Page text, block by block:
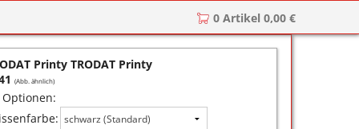
für COLOP Printer
für COLOP Heavy Duty
für TRODAT Printy
III
0 Artikel 0,00 €
Printy TRODAT Printy
(Abb. ähnlich)